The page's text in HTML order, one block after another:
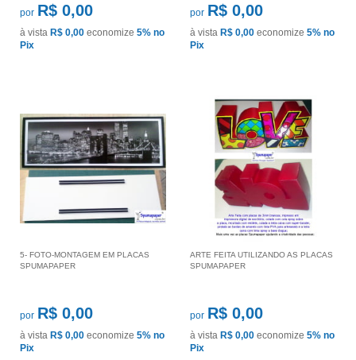
por R$ 0,00
à vista R$ 0,00 economize 5% no
Pix
por R$ 0,00
à vista R$ 0,00 economize 5% no
Pix
5- FOTO-MONTAGEM EM PLACAS
SPUMAPAPER
por R$ 0,00
à vista R$ 0,00 economize 5% no
Pix
ARTE FEITA UTILIZANDO AS PLACAS
SPUMAPAPER
por R$ 0,00
à vista R$ 0,00 economize 5% no
Pix